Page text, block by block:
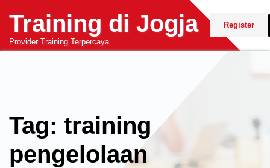
content
Training di Jogja
Provider Training Terpercaya
Register
Tag: training
pengelolaan